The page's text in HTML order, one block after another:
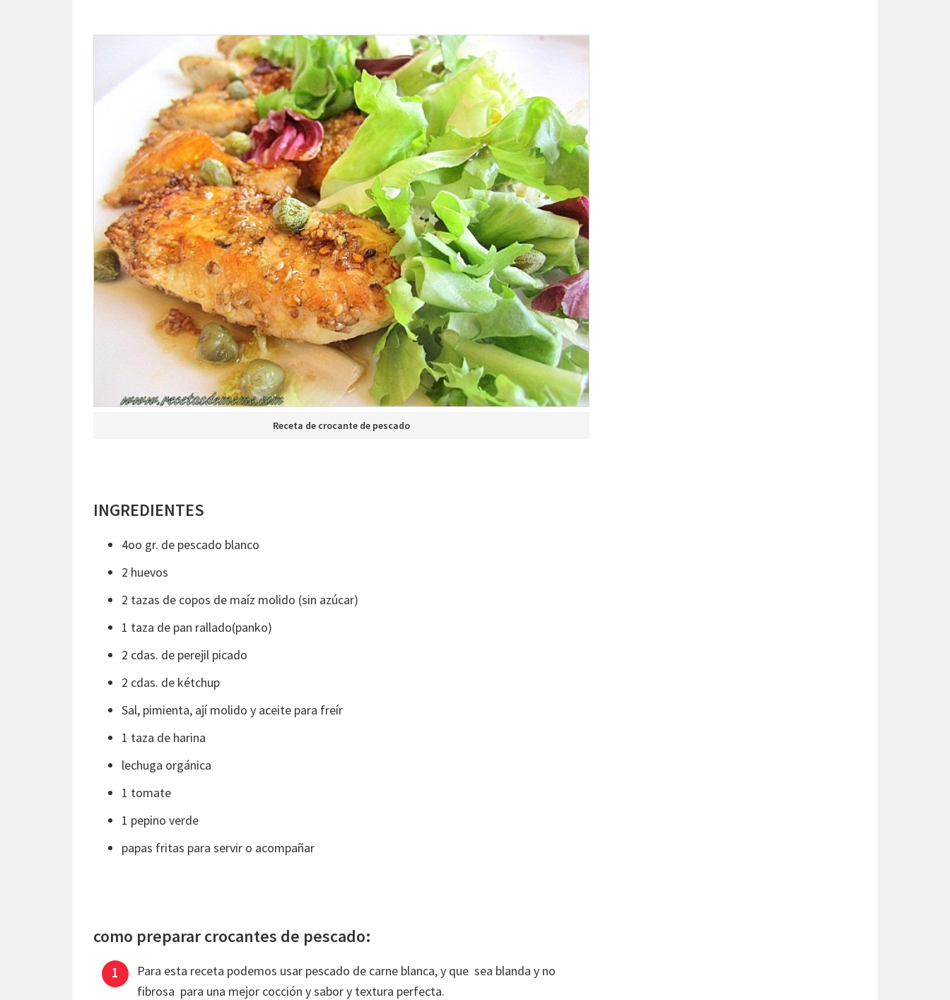
Receta de crocante de pescado
INGREDIENTES
4oo gr. de pescado blanco
2 huevos
2 tazas de copos de maíz molido (sin azúcar)
1 taza de pan rallado(panko)
2 cdas. de perejil picado
2 cdas. de kétchup
Sal, pimienta, ají molido y aceite para freír
1 taza de harina
lechuga orgánica
1 tomate
1 pepino verde
papas fritas para servir o acompañar
como preparar crocantes de pescado:
Para esta receta podemos usar pescado de carne blanca, y que sea blanda y no
fibrosa para una mejor cocción y sabor y textura perfecta.